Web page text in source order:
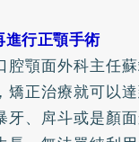
行正顎手術
腔顎面外科主任
矯正治療就可以
牙、戽斗或是顏